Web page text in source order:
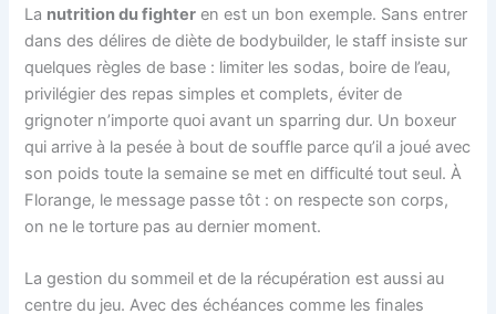
La nutrition du fighter en est un bon exemple. Sans entrer
dans des délires de diète de bodybuilder, le staff insiste sur
quelques règles de base : limiter les sodas, boire de l’eau,
privilégier des repas simples et complets, éviter de
grignoter n’importe quoi avant un sparring dur. Un boxeur
qui arrive à la pesée à bout de souffle parce qu’il a joué avec
son poids toute la semaine se met en difficulté tout seul. À
Florange, le message passe tôt : on respecte son corps,
on ne le torture pas au dernier moment.
La gestion du sommeil et de la récupération est aussi au
centre du jeu. Avec des échéances comme les finales